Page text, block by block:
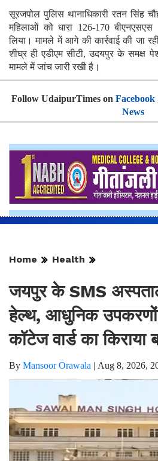
सूरजपोल पुलिस थानाधिकारी रतन सिंह
महिलाओं को धारा 126-170
लिया। मामले में आगे की कार्रवाई की जा
शीघ्र ही एडीएम सीटी, उदयपुर के समक्ष
मामले में जांच जारी रखी है।
Follow UdaipurTimes on Facebook
News
Home Health
जयपुर के SMS
हेल्थ, आधुनिक उपकरणों
कॉटेज वार्ड का किराया
By Mansoor Orawala | Aug 8, 2026,